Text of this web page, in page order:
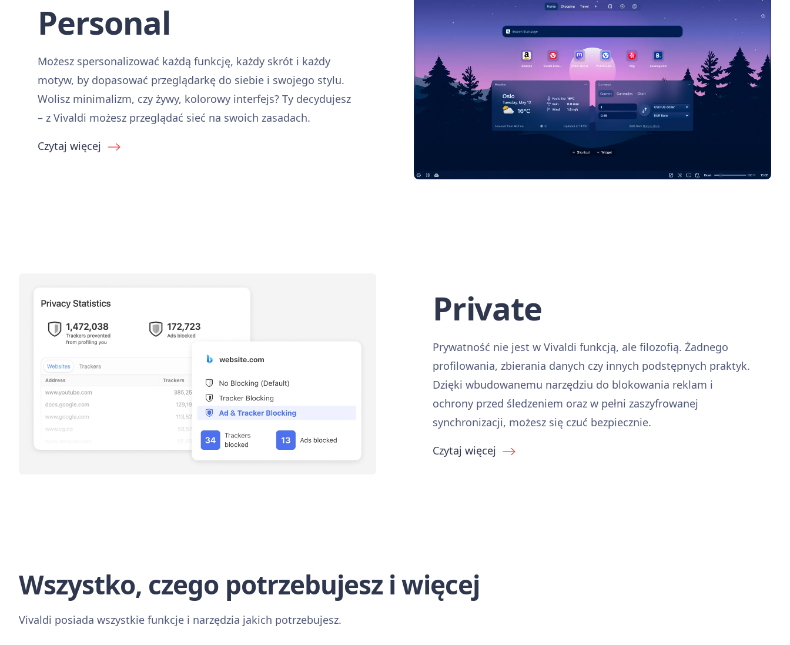
Personal
Możesz spersonalizować każdą funkcję, każdy skrót i każdy
motyw, by dopasować przeglądarkę do siebie i swojego stylu.
Wolisz minimalizm, czy żywy, kolorowy interfejs? Ty decydujesz
– z Vivaldi możesz przeglądać sieć na swoich zasadach.
Czytaj więcej
Private
Prywatność nie jest w Vivaldi funkcją, ale filozofią. Żadnego
profilowania, zbierania danych czy innych podstępnych praktyk.
Dzięki wbudowanemu narzędziu do blokowania reklam i
ochrony przed śledzeniem oraz w pełni zaszyfrowanej
synchronizacji, możesz się czuć bezpiecznie.
Czytaj więcej
Wszystko, czego potrzebujesz i więcej
Vivaldi posiada wszystkie funkcje i narzędzia jakich potrzebujesz.